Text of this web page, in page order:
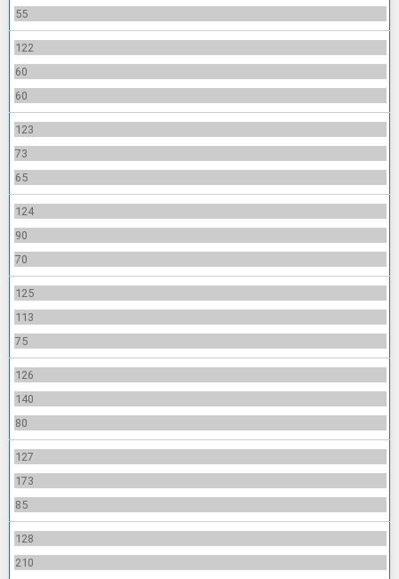
55
122
60
60
123
73
65
124
90
70
125
113
75
126
140
80
127
173
85
128
210